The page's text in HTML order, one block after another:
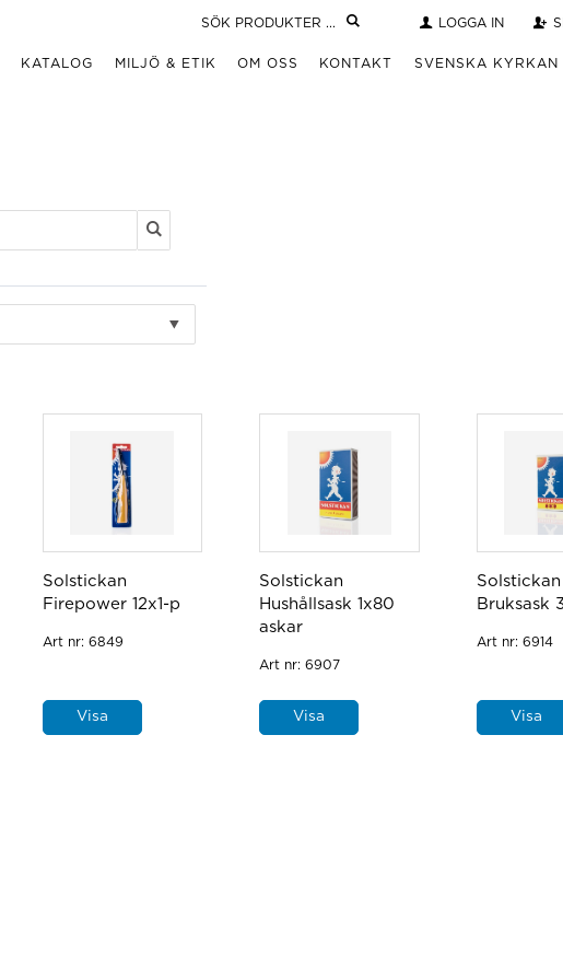
LOGGA IN
KATALOG MILJÖ & ETIK OM OSS KONTAKT SVENSKA KYRKAN
Solstickan
Firepower 12x1-p
Art nr: 6849
Visa
Solstickan
Hushållsask 1x80
askar
Art nr: 6907
Visa
Solstickan
Bruksask
Art nr: 6914
Visa